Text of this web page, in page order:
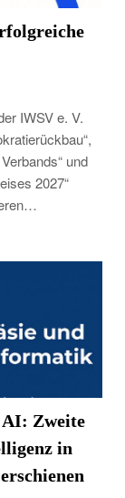
IWSV e. V.
und
2027“
AI: Zweite
in